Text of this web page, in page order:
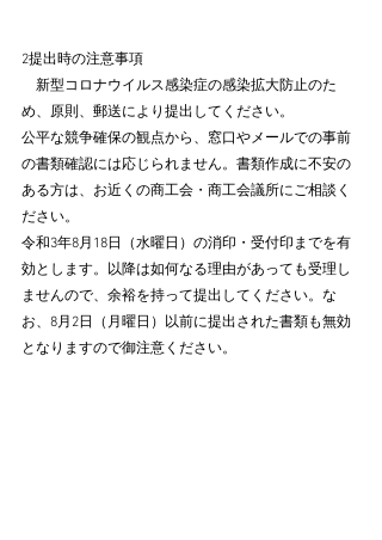
2提出時の注意事項
新型コロナウイルス感染症の感染拡大防止のた
め、原則、郵送により提出してください。
公平な競争確保の観点から、窓口やメールでの事前
の書類確認には応じられません。書類作成に不安の
ある方は、お近くの商工会・商工会議所にご相談く
ださい。
令和3年8月18日（水曜日）の消印・受付印までを有
効とします。以降は如何なる理由があっても受理し
ませんので、余裕を持って提出してください。な
お、8月2日（月曜日）以前に提出された書類も無効
となりますので御注意ください。